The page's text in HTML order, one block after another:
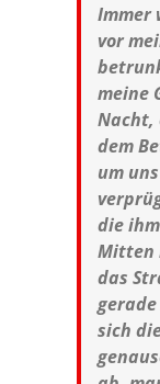
Immer
vor
meine
Nacht,
dem
um
die
Mitten
das
sich